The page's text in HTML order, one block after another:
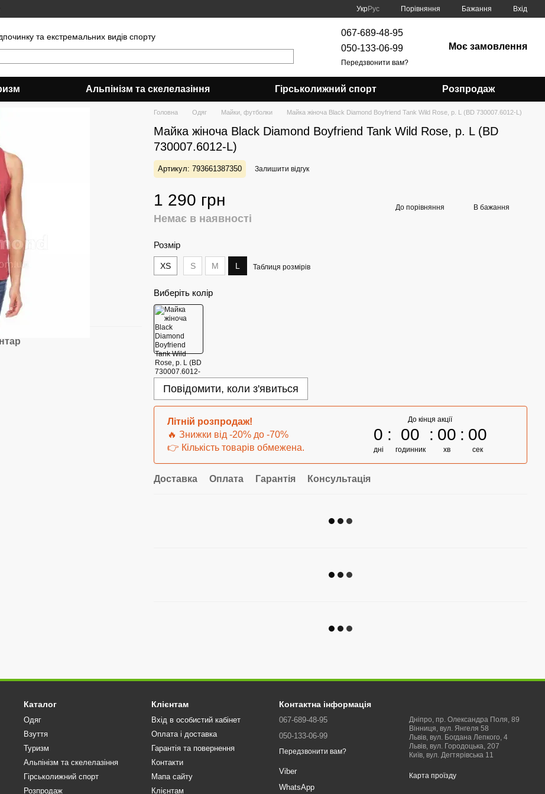
УкрРус Порівняння Бажання Вхід
та екстремальних видів спорту
067-689-48-95
050-133-06-99
Передзвонити вам?
Моє замовлення
Альпінізм та скелелазіння Гірськолижний спорт Розпродаж
Головна Одяг Майки, футболки Майка жіноча Black Diamond Boyfriend Tank Wild Rose, р. L (BD 730007.6012-L)
Майка жіноча Black Diamond Boyfriend Tank Wild Rose, р. L (BD
730007.6012-L)
Артикул: 793661387350 Залишити відгук
1 290 грн
Немає в наявності
До порівняння В бажання
Розмір
XS S M L Таблиця розмірів
Виберіть колір
Повідомити, коли з'явиться
Літній розпродаж!
🔥 Знижки від -20% до -70%
👉 Кількість товарів обмежена.
До кінця акції
0
дні
00
годинник
00
хв
00
сек
Доставка Оплата Гарантія Консультація
Каталог
Одяг
Взуття
Туризм
Альпінізм та скелелазіння
Гірськолижний спорт
Розпродаж
Клієнтам
Вхід в особистий кабінет
Оплата і доставка
Гарантія та повернення
Контакти
Мапа сайту
Клієнтам
Контактна інформація
067-689-48-95
050-133-06-99
Передзвонити вам?
Viber
WhatsApp
Дніпро, пр. Олександра Поля, 89
Вінниця, вул. Янгеля 58
Львів, вул. Богдана Лепкого, 4
Львів, вул. Городоцька, 207
Київ, вул. Дегтярівська 11
Карта проїзду